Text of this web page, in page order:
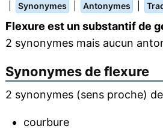
Synonymes Antonymes
Flexure est un substantif de
2 synonymes mais aucun
Synonymes deflexure
2 synonymes (sens proche)
courbure